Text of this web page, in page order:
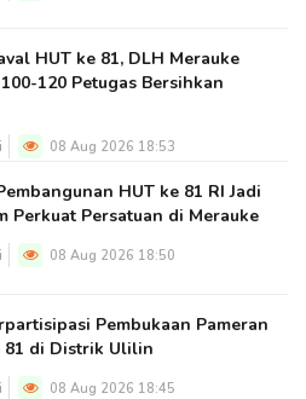
HUT ke 81, DLH Merauke
120 Petugas Bersihkan
08 Aug 2026 18:53
HUT ke 81 RI Jadi
Perkuat Persatuan di Merauke
08 Aug 2026 18:50
Pembukaan Pameran
81 di Distrik Ulilin
08 Aug 2026 18:45